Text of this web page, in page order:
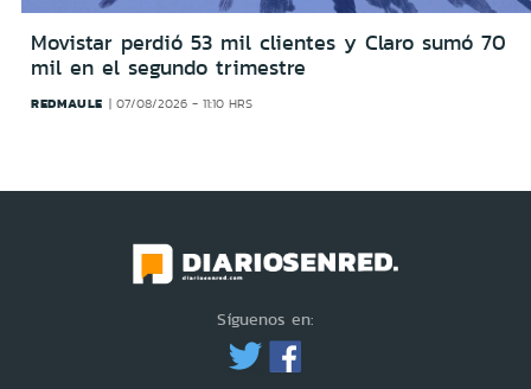
Movistar perdió 53 mil clientes y Claro sumó 70
mil en el segundo trimestre
REDMAULE 07/08/2026 - 11:10 HRS
Síguenos en: